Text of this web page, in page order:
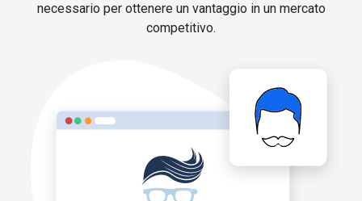
necessario per ottenere un vantaggio in un mercato
competitivo.